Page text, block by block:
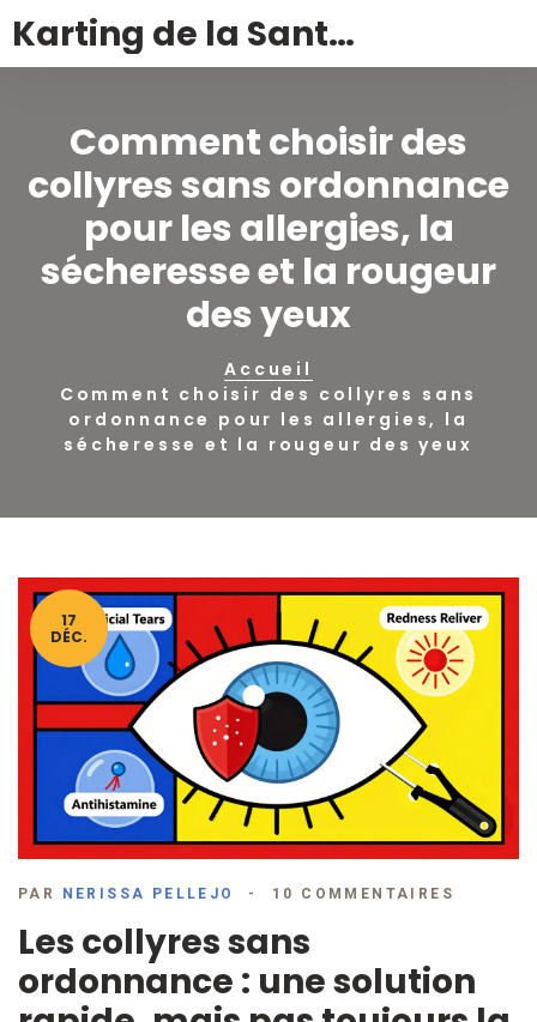
Karting de la Santé – Montalivet
Comment choisir des
collyres sans ordonnance
pour les allergies, la
sécheresse et la rougeur
des yeux
Accueil
Comment choisir des collyres sans
ordonnance pour les allergies, la
sécheresse et la rougeur des yeux
17
DÉC.
PAR NERISSA PELLEJO 10 COMMENTAIRES
Les collyres sans
ordonnance : une solution